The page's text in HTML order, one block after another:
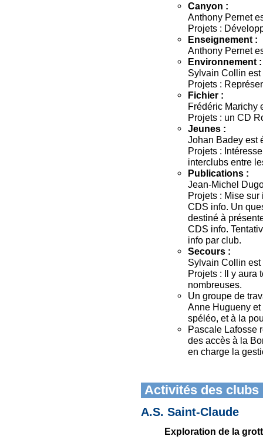
Canyon :
Anthony Pernet
Projets :
Enseignement :
Anthony Pernet
Environnement :
Sylvain Collin
Projets :
Fichier :
Frédéric Marichy
Projets : un CD
Jeunes :
Johan Badey est
Projets :
interclubs entre
Publications :
Jean-Michel
Projets : Mise
CDS info. Un
destiné à
CDS info.
info par club.
Secours :
Sylvain Collin
Projets : Il y aura
nombreuses.
Un groupe de
Anne Hugueny
spéléo, et à la
Pascale Lafosse
des accès à la
en charge la
Activités des clubs
A.S. Saint-Claude
Exploration de la